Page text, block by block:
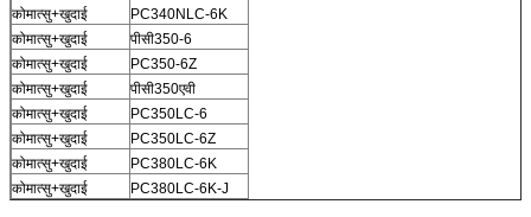
कोमात्सु+खुदाई
PC340NLC-6K
कोमात्सु+खुदाई
पीसी350-6
कोमात्सु+खुदाई
PC350-6Z
कोमात्सु+खुदाई
पीसी350एवी
कोमात्सु+खुदाई
PC350LC-6
कोमात्सु+खुदाई
PC350LC-6Z
कोमात्सु+खुदाई
PC380LC-6K
कोमात्सु+खुदाई
PC380LC-6K-J